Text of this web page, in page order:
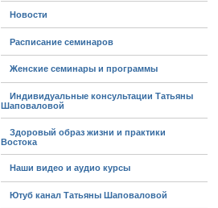
Новости
Расписание семинаров
Женские семинары и программы
Индивидуальные консультации Татьяны
Шаповаловой
Здоровый образ жизни и практики
Востока
Наши видео и аудио курсы
Ютуб канал Татьяны Шаповаловой